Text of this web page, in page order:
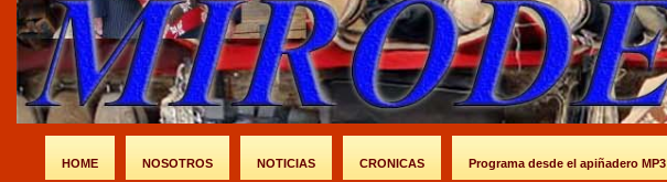
HOME NOSOTROS NOTICIAS CRONICAS Programa desde el apiñadero MP3